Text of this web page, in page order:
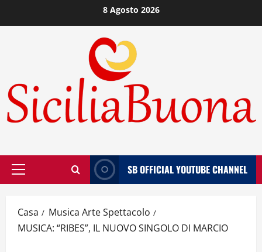
al
8 Agosto 2026
Menù
SB OFFICIAL YOUTUBE CHANNEL
Casa
Musica Arte Spettacolo
MUSICA: “RIBES”, IL NUOVO SINGOLO DI MARCIO